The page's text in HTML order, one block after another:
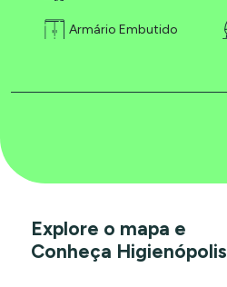
Armário Embutido
Explore o mapa e
Conheça Higienópolis